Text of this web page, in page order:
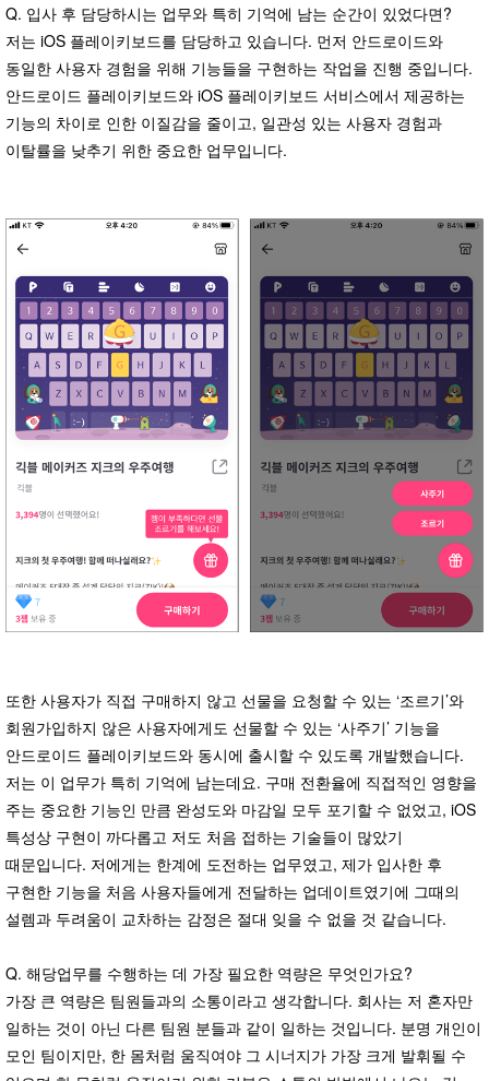
Q. 입사 후 담당하시는 업무와 특히 기억에 남는 순간이 있었다면?
저는 iOS 플레이키보드를 담당하고 있습니다. 먼저 안드로이드와
동일한 사용자 경험을 위해 기능들을 구현하는 작업을 진행 중입니다.
안드로이드 플레이키보드와 iOS 플레이키보드 서비스에서 제공하는
기능의 차이로 인한 이질감을 줄이고, 일관성 있는 사용자 경험과
이탈률을 낮추기 위한 중요한 업무입니다.
또한 사용자가 직접 구매하지 않고 선물을 요청할 수 있는 ‘조르기’와
회원가입하지 않은 사용자에게도 선물할 수 있는 ‘사주기’ 기능을
안드로이드 플레이키보드와 동시에 출시할 수 있도록 개발했습니다.
저는 이 업무가 특히 기억에 남는데요. 구매 전환율에 직접적인 영향을
주는 중요한 기능인 만큼 완성도와 마감일 모두 포기할 수 없었고, iOS
특성상 구현이 까다롭고 저도 처음 접하는 기술들이 많았기
때문입니다. 저에게는 한계에 도전하는 업무였고, 제가 입사한 후
구현한 기능을 처음 사용자들에게 전달하는 업데이트였기에 그때의
설렘과 두려움이 교차하는 감정은 절대 잊을 수 없을 것 같습니다.
Q. 해당업무를 수행하는 데 가장 필요한 역량은 무엇인가요?
가장 큰 역량은 팀원들과의 소통이라고 생각합니다. 회사는 저 혼자만
일하는 것이 아닌 다른 팀원 분들과 같이 일하는 것입니다. 분명 개인이
모인 팀이지만, 한 몸처럼 움직여야 그 시너지가 가장 크게 발휘될 수